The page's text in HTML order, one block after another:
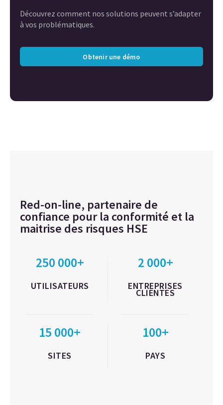
Découvrez comment nos solutions peuvent s’adapter
à vos problématiques.
Obtenir une démo
Red-on-line, partenaire de
confiance pour la conformité et la
maitrise des risques HSE
250 000+
UTILISATEURS
2 000+
ENTREPRISES
CLIENTES
15 000+
SITES
100+
PAYS